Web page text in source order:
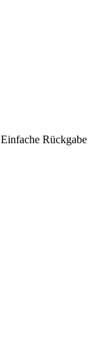
Einfache Rückgabe